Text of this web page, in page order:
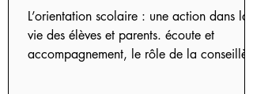
L’orientation scolaire : une action dans la
vie des élèves et parents. écoute et
accompagnement, le rôle de la conseillère